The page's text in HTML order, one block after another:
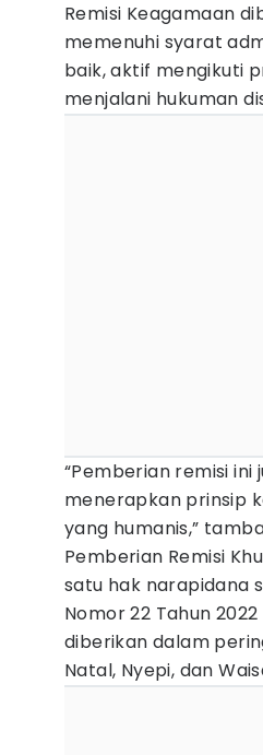
Remisi Keagamaan
memenuhi syarat
baik, aktif mengikuti
menjalani hukuman
“Pemberian remisi
menerapkan prinsip
yang humanis,”
Pemberian Remisi
satu hak narapidana
Nomor 22 Tahun
diberikan dalam
Natal, Nyepi, dan